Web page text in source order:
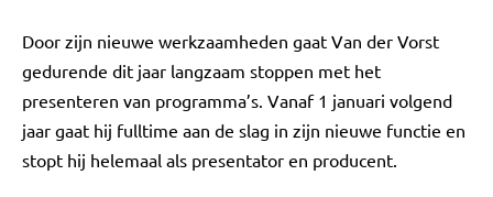
Door zijn nieuwe werkzaamheden gaat Van der Vorst
gedurende dit jaar langzaam stoppen met het
presenteren van programma’s. Vanaf 1 januari volgend
jaar gaat hij fulltime aan de slag in zijn nieuwe functie en
stopt hij helemaal als presentator en producent.